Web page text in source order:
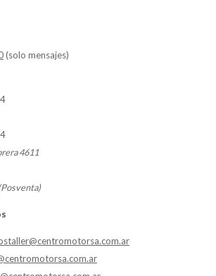
(solo mensajes)
4611